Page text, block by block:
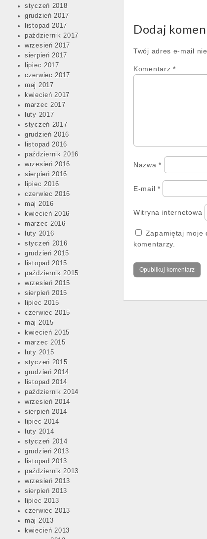
styczeń 2018
grudzień 2017
listopad 2017
październik 2017
wrzesień 2017
sierpień 2017
lipiec 2017
czerwiec 2017
maj 2017
kwiecień 2017
marzec 2017
luty 2017
styczeń 2017
grudzień 2016
listopad 2016
październik 2016
wrzesień 2016
sierpień 2016
lipiec 2016
czerwiec 2016
maj 2016
kwiecień 2016
marzec 2016
luty 2016
styczeń 2016
grudzień 2015
listopad 2015
październik 2015
wrzesień 2015
sierpień 2015
lipiec 2015
czerwiec 2015
maj 2015
kwiecień 2015
marzec 2015
luty 2015
styczeń 2015
grudzień 2014
listopad 2014
październik 2014
wrzesień 2014
sierpień 2014
lipiec 2014
luty 2014
styczeń 2014
grudzień 2013
listopad 2013
październik 2013
wrzesień 2013
sierpień 2013
lipiec 2013
czerwiec 2013
maj 2013
kwiecień 2013
Dodaj
Twój adres e-mail
Komentarz *
Nazwa*
E-mail *
Witryna internetowa
Zapamiętaj moje
komentarzy.